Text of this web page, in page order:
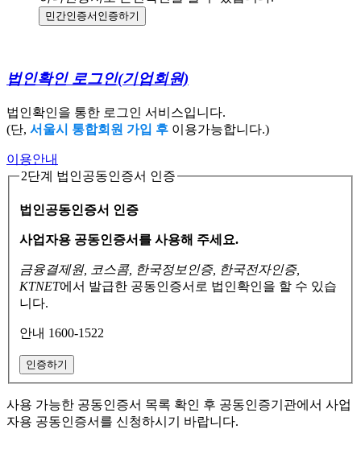
민간인증서 인증하기
법인확인 로그인(기업회원)
법인확인을 통한 로그인 서비스입니다.
(단, 서울시 통합회원 가입 후 이용가능합니다.)
이용안내
2단계 법인공동인증서 인증
법인공동인증서 인증
사업자용 공동인증서를 사용해 주세요.
금융결제원, 코스콤, 한국정보인증, 한국전자인증,
KTNET에서 발급한 공동인증서로 법인확인을 할 수 있습
니다.
안내 1600-1522
인증하기
사용 가능한 공동인증서 목록 확인 후 공동인증기관에서 사업
자용 공동인증서를 신청하시기 바랍니다.